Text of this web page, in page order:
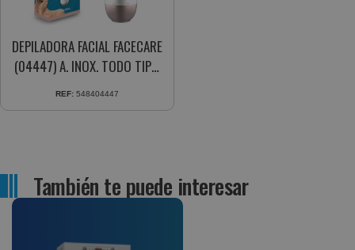
DEPILADORA FACIAL FACECARE
(04447) A. INOX. TODO TIPO
DE VELLO
REF: 548404447
También te puede interesar